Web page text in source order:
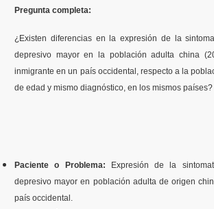
Contenidos Psicoevidencias
Formación
Boletín
Pregunta completa:
¿Existen diferencias en la expresión de la
depresivo mayor en la población adulta china
inmigrante en un país occidental, respecto a la
de edad y mismo diagnóstico, en los mismos países?
Paciente o Problema: Expresión de la
depresivo mayor en población adulta de origen
país occidental.